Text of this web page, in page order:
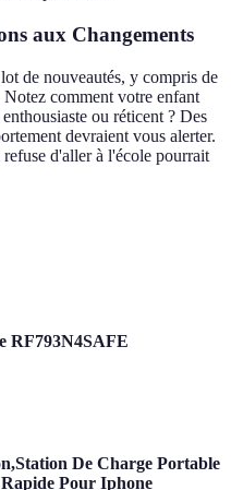
aux Changements
de nouveautés, y compris de
Notez comment votre enfant
ou réticent ? Des
devraient vous alerter.
d'aller à l'école pourrait
RF793N4SAFE
De Charge Portable
Pour Iphone